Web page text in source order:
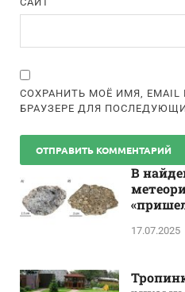
СОХРАНИТЬ МОЁ ИМЯ,
БРАУЗЕРЕ ДЛЯ
В
17.07.2025